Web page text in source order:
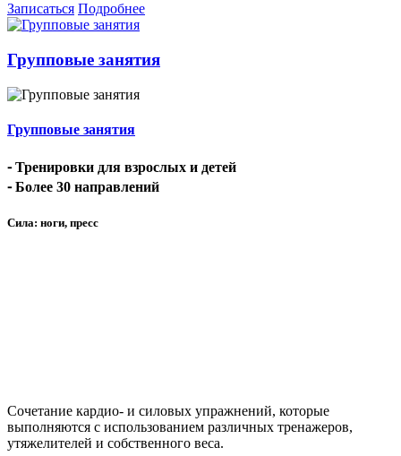
Записаться Подробнее
Групповые занятия
Групповые занятия
⁃ Тренировки для взрослых и детей
⁃ Более 30 направлений
Сила: ноги, пресс
Сочетание кардио- и силовых упражнений, которые
выполняются с использованием различных тренажеров,
утяжелителей и собственного веса.